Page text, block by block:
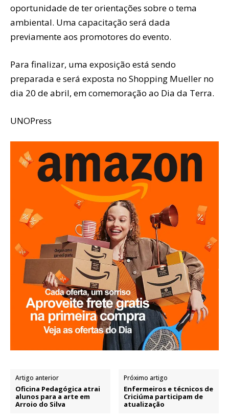
oportunidade de ter orientações sobre o tema
ambiental. Uma capacitação será dada
previamente aos promotores do evento.
Para finalizar, uma exposição está sendo
preparada e será exposta no Shopping Mueller no
dia 20 de abril, em comemoração ao Dia da Terra.
UNOPress
Artigo anterior
Oficina Pedagógica atrai
alunos para a arte em
Arroio do Silva
Próximo artigo
Enfermeiros e técnicos de
Criciúma participam de
atualização